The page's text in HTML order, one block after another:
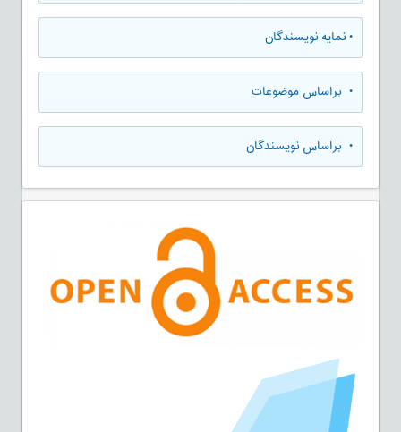
•نمایه نویسندگان
• براساس موضوعات
• براساس نویسندگان